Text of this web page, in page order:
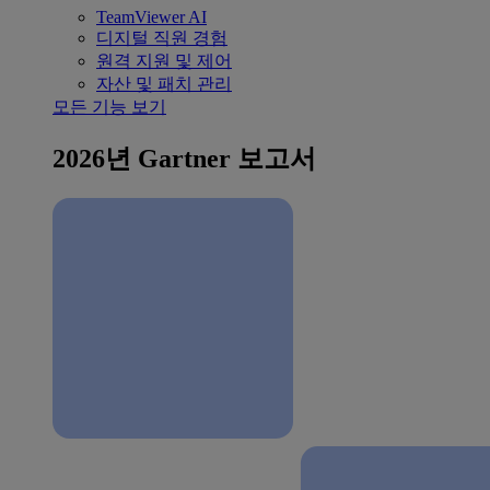
TeamViewer AI
디지털 직원 경험
원격 지원 및 제어
자산 및 패치 관리
모든 기능 보기
2026년 Gartner 보고서